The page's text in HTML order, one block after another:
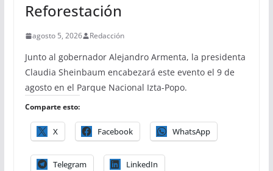
Reforestación
agosto 5, 2026 Redacción
Junto al gobernador Alejandro Armenta, la presidenta
Claudia Sheinbaum encabezará este evento el 9 de
agosto en el Parque Nacional Izta-Popo.
Comparte esto:
X Facebook WhatsApp
Telegram LinkedIn